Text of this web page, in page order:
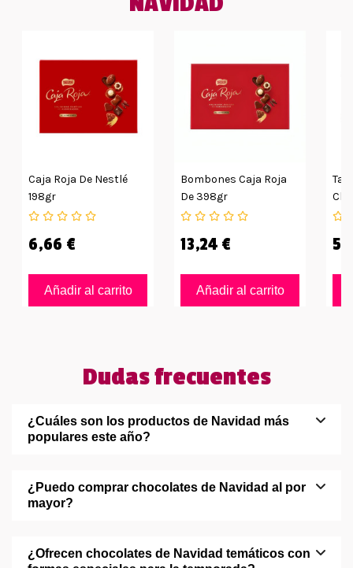
Caja Roja De Nestlé
198gr
6,66 €
Añadir al carrito
Bombones Caja Roja
De 398gr
13,24 €
Añadir al carrito
Dudas frecuentes
¿Cuáles son los productos de Navidad más
populares este año?
¿Puedo comprar chocolates de Navidad al por
mayor?
¿Ofrecen chocolates de Navidad temáticos con